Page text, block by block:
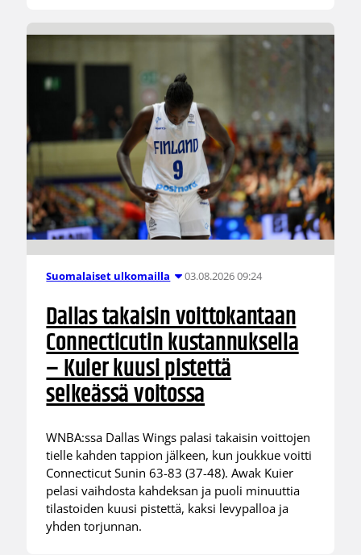
Suomalaiset ulkomailla 03.08.2026 09:24
Dallas takaisin voittokantaan
Connecticutin kustannuksella
– Kuier kuusi pistettä
selkeässä voitossa
WNBA:ssa Dallas Wings palasi takaisin voittojen
tielle kahden tappion jälkeen, kun joukkue voitti
Connecticut Sunin 63-83 (37-48). Awak Kuier
pelasi vaihdosta kahdeksan ja puoli minuuttia
tilastoiden kuusi pistettä, kaksi levypalloa ja
yhden torjunnan.